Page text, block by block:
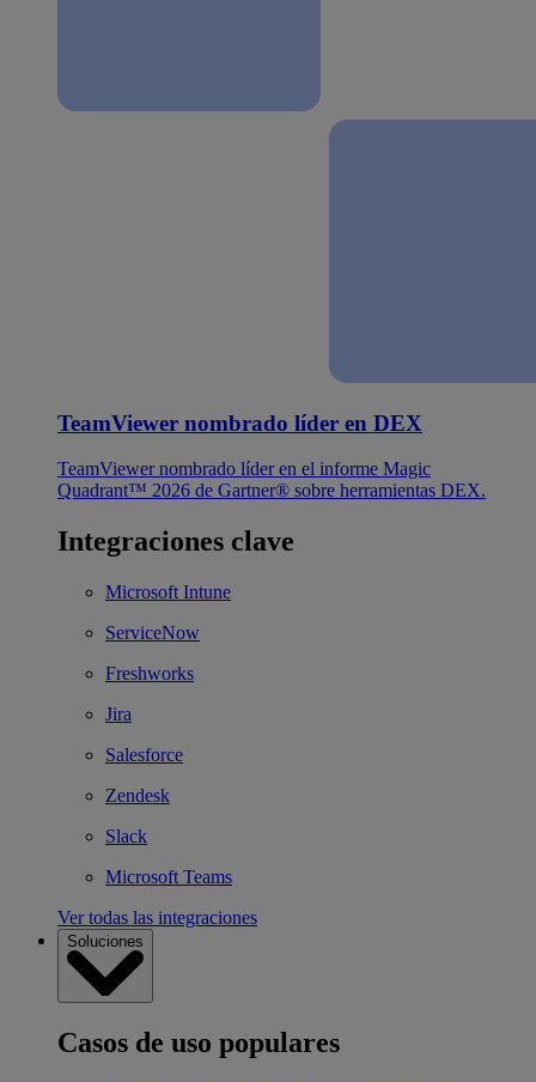
TeamViewer nombrado líder en DEX
TeamViewer nombrado líder en el informe Magic
Quadrant™ 2026 de Gartner® sobre herramientas DEX.
Integraciones clave
Microsoft Intune
ServiceNow
Freshworks
Jira
Salesforce
Zendesk
Slack
Microsoft Teams
Ver todas las integraciones
Soluciones
Casos de uso populares